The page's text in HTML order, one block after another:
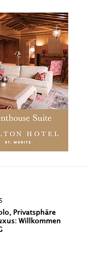
Privatsphäre
Willkommen